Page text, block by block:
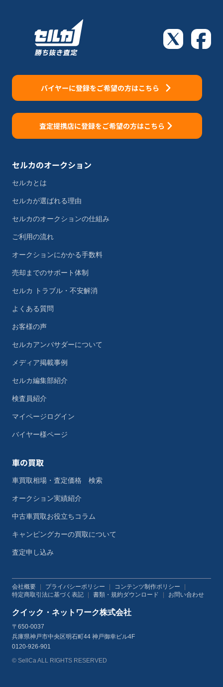
バイヤーに登録をご希望の方はこちら
査定提携店に登録をご希望の方はこちら
セルカのオークション
セルカとは
セルカが選ばれる理由
セルカのオークションの仕組み
ご利用の流れ
オークションにかかる手数料
売却までのサポート体制
セルカ トラブル・不安解消
よくある質問
お客様の声
セルカアンバサダーについて
メディア掲載事例
セルカ編集部紹介
検査員紹介
マイページログイン
バイヤー様ページ
車の買取
車買取相場・査定価格 検索
オークション実績紹介
中古車買取お役立ちコラム
キャンピングカーの買取について
査定申し込み
会社概要 プライバシーポリシー コンテンツ制作ポリシー
特定商取引法に基づく表記
書類・規約ダウンロード お問い合わせ
クイック・ネットワーク株式会社
〒650-0037
兵庫県神戸市中央区明石町44 神戸御幸ビル4F
0120-926-901
© SellCa ALL RIGHTS RESERVED